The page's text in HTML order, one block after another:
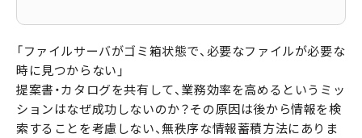
「ファイルサーバがゴミ箱状態で、必要なファイルが必要な
時に見つからない」
提案書・カタログを共有して、業務効率を高めるというミッ
ションはなぜ成功しないのか？その原因は後から情報を検
索することを考慮しない、無秩序な情報蓄積方法にありま